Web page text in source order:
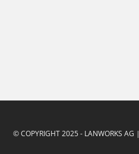
© COPYRIGHT 2025 - LANWORKS AG |